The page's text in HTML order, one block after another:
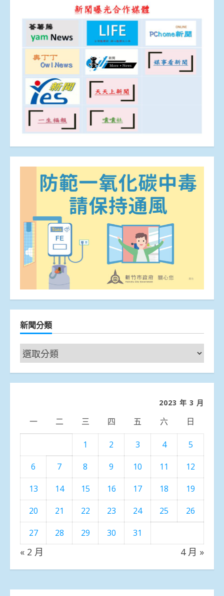
新聞分類
新
聞
分
2023 年 3 月
一 二 三 四 五 六 日
1 2 3 4
5
6
7 8 9 10 11
12
13
14 15 16 17 18
19
20
21 22 23 24 25
26
27
28 29 30 31
« 2 月 4 月 »